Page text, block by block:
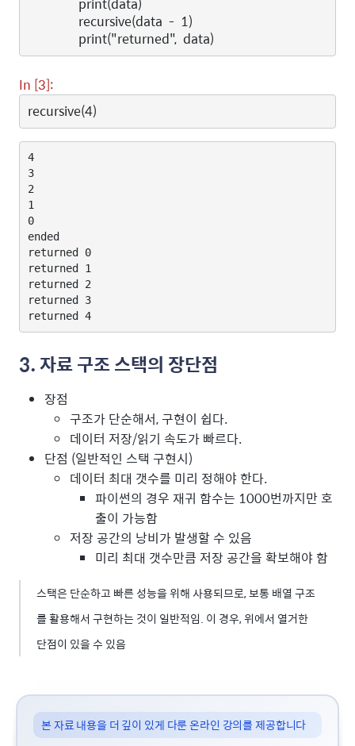
recursive(data - 1)
print("returned", data)
In [3]:
recursive(4)
4
3
2
1
0
ended
returned 0
returned 1
returned 2
returned 3
returned 4
3. 자료 구조 스택의 장단점
장점
구조가 단순해서, 구현이 쉽다.
데이터 저장/읽기 속도가 빠르다.
단점 (일반적인 스택 구현시)
데이터 최대 갯수를 미리 정해야 한다.
파이썬의 경우 재귀 함수는 1000번까지만 호
출이 가능함
저장 공간의 낭비가 발생할 수 있음
미리 최대 갯수만큼 저장 공간을 확보해야 함
스택은 단순하고 빠른 성능을 위해 사용되므로, 보통 배열 구조
를 활용해서 구현하는 것이 일반적임. 이 경우, 위에서 열거한
단점이 있을 수 있음
본 자료 내용을 더 깊이 있게 다룬 온라인 강의를 제공합니다